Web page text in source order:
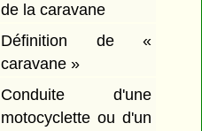
de la caravane
Définition de «
caravane »
Conduite d'une
motocyclette ou d'un